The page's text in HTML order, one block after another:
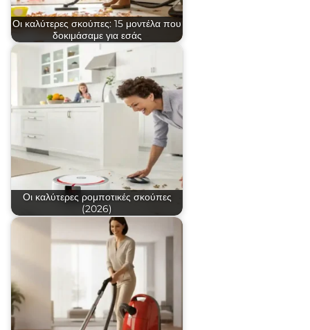
Οι καλύτερες σκούπες: 15 μοντέλα που
δοκιμάσαμε για εσάς
Οι καλύτερες ρομποτικές σκούπες
(2026)